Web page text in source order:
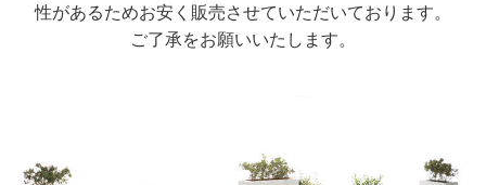
性があるためお安く販売させていただいております。
ご了承をお願いいたします。